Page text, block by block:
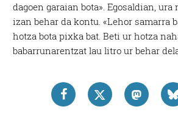
dagoen garaian bota». Egosaldian, ura
izan behar da kontu. «Lehor samarra
hotza bota pixka bat. Beti ur hotza
babarrunarentzat lau litro ur behar